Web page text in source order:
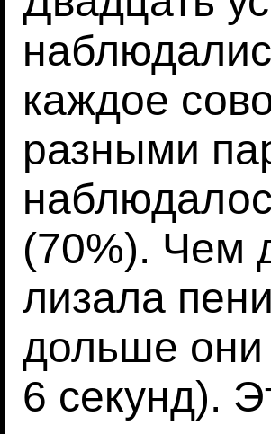
каждое
разными
(70%). Чем
лизала
дольше они
6 секунд).